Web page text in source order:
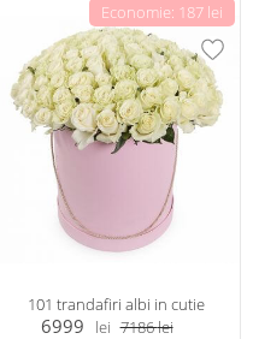
Economie: 187 lei
101 trandafiri albi in cutie
6999 lei 7186lei